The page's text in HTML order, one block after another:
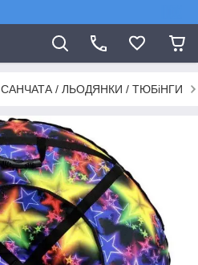
САНЧАТА / ЛЬОДЯНКИ / ТЮБіНГИ